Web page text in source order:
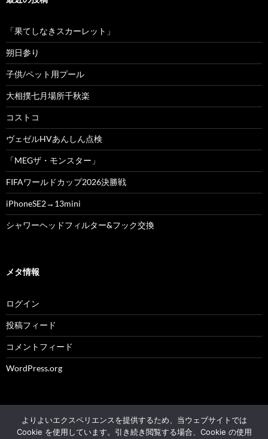
「果てしなきスカーレット」
朔日参り
子供/ペット用プール
大相撲七月場所千秋楽
コストコ
ヴェゼルHVあんしん点検
「MEGザ・モンスター」
FIFAワールドカップ2026決勝戦
iPhoneSE2→13mini
シャワーヘッドフィルター&フック交換
メタ情報
ログイン
投稿フィード
コメントフィード
WordPress.org
© 2004 - 2026 NK's weblog All rights reserved.
よりよいエクスペリエンスを提供するため、当ウェブサイトでは
Cookie を使用しています。引き続き閲覧する場合、Cookie の使用